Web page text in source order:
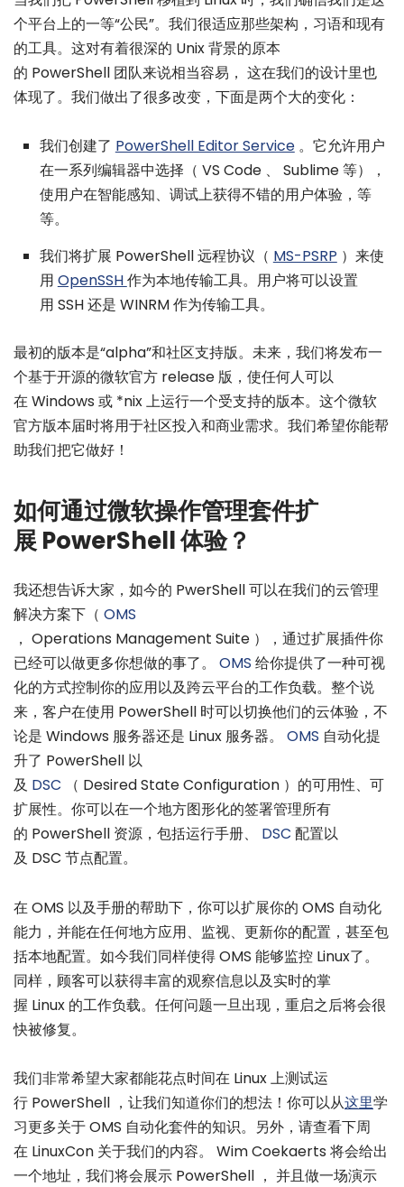
个平台上的一等“公民”。我们很适应那些架构，习语和现有
的工具。这对有着很深的 Unix 背景的原本
的 PowerShell 团队来说相当容易， 这在我们的设计里也
体现了。我们做出了很多改变，下面是两个大的变化：
我们创建了 PowerShell Editor Service。它允许用户
在一系列编辑器中选择（ VS Code 、 Sublime 等），
使用户在智能感知、调试上获得不错的用户体验，等
等。
我们将扩展 PowerShell 远程协议（ MS-PSRP ）来使
用 OpenSSH作为本地传输工具。用户将可以设置
用 SSH 还是 WINRM 作为传输工具。
最初的版本是“alpha”和社区支持版。未来，我们将发布一
个基于开源的微软官方 release 版，使任何人可以
在 Windows 或 *nix 上运行一个受支持的版本。这个微软
官方版本届时将用于社区投入和商业需求。我们希望你能帮
助我们把它做好！
如何通过微软操作管理套件扩
展 PowerShell 体验？
我还想告诉大家，如今的 PwerShell 可以在我们的云管理
解决方案下（ OMS
， Operations Management Suite ），通过扩展插件你
已经可以做更多你想做的事了。 OMS 给你提供了一种可视
化的方式控制你的应用以及跨云平台的工作负载。整个说
来，客户在使用 PowerShell 时可以切换他们的云体验，不
论是 Windows 服务器还是 Linux 服务器。 OMS 自动化提
升了 PowerShell 以
及 DSC （ Desired State Configuration ）的可用性、可
扩展性。你可以在一个地方图形化的签署管理所有
的 PowerShell 资源，包括运行手册、 DSC 配置以
及 DSC 节点配置。
在 OMS 以及手册的帮助下，你可以扩展你的 OMS 自动化
能力，并能在任何地方应用、监视、更新你的配置，甚至包
括本地配置。如今我们同样使得 OMS 能够监控 Linux了。
同样，顾客可以获得丰富的观察信息以及实时的掌
握 Linux 的工作负载。任何问题一旦出现，重启之后将会很
快被修复。
我们非常希望大家都能花点时间在 Linux 上测试运
行 PowerShell ，让我们知道你们的想法！你可以从这里学
习更多关于 OMS 自动化套件的知识。另外，请查看下周
在 LinuxCon 关于我们的内容。 Wim Coekaerts 将会给出
一个地址，我们将会展示 PowerShell ， 并且做一场演示